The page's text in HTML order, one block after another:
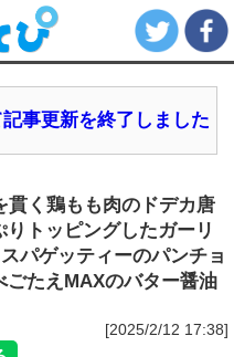
事更新を終了しました
貫く鶏もも肉のドデカ唐
トッピングしたガーリ
パゲッティーのパンチョ
ごたえMAXのバター醤油
[2025/2/12 17:38]